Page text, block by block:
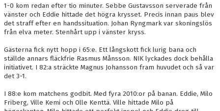
1-0 kom redan efter tio minuter. Sebbe Gustavsson serverade från
vänster och Eddie hittade det högra krysset. Precis innan paus blev
det straff efter en handssituation. Johan Ryngmark var skoningslös
från elva meter. Stenhårt upp i vänster kryss.
Gästerna fick nytt hopp i 65:e. Ett långskott fick lurig bana och
ställde annars fläckfrie Rasmus Månsson. NIK lyckades dock behålla
initiativet. I 82:a sträckte Magnus Johansson fram huvudet och så var
det 3-1.
I 88:e kom matchens godbit. Med fyra 2010:or på banan. Eddie, Milo
Friberg, Ville Kemi och Olle Kenttä. Ville hittade Milo på